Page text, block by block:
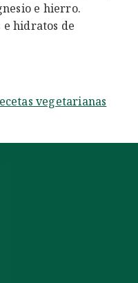
e hierro.
hidratos de
vegetarianas